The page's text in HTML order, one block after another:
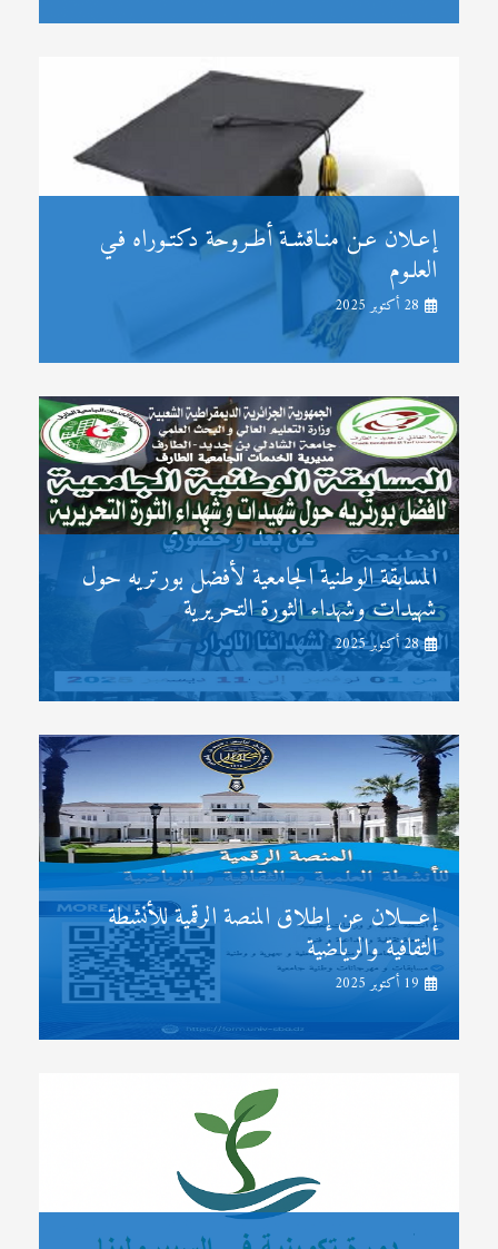
إعـلان عـن منـاقشـة أطـروحة دكتـوراه فـي
العلـوم
28 أكتوبر 2025
المسابقة الوطنية الجامعية لأفضل بورتريه حول
شهيدات وشهداء الثورة التحريرية
28 أكتوبر 2025
إعــــلان عن إطلاق المنصة الرقمية للأنشطة
الثقافية والرياضية
19 أكتوبر 2025